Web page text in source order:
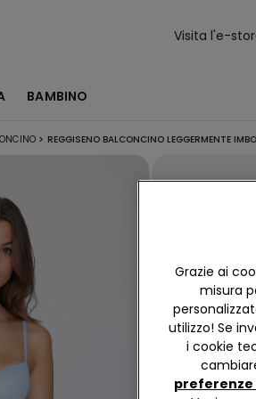
Visita l'e-
BAMBINO
> REGGISENO BALCONCINO LEGGERMENTE
Grazie ai
misura
utilizzo! Se
i cookie
preferenze